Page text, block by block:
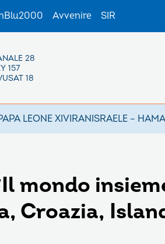
Avvenire SIR
28
157
18
LEONE XIVIRANISRAELE –
mondo
Croazia,